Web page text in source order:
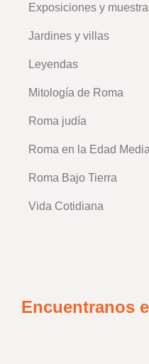
Exposiciones y
Jardines y villas
Leyendas
Mitología de Roma
Roma judía
Roma en la Edad Media
Roma Bajo Tierra
Vida Cotidiana
Encuentranos